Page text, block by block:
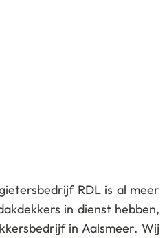
RDL is al meer
in dienst hebben,
in Aalsmeer. Wij